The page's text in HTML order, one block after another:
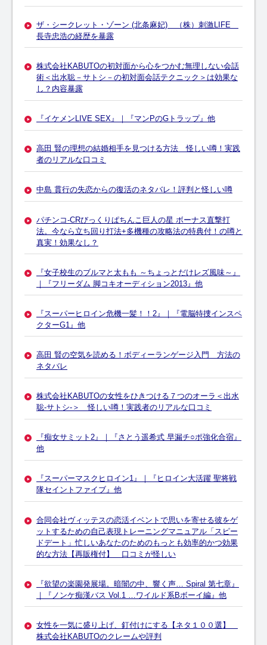
ザ・シークレット・ゾーン (北条麻妃) （株）刺激LIFE
長寺忠浩の経歴を暴露
株式会社KABUTOの初対面から心をつかむ無理しない会話
術＜出水聡－サトシ－の初対面会話テクニック＞は効果な
し？内容暴露
『イケメンLIVE SEX』｜『マンPのGトラップ』他
高田 賢の理想の結婚相手を見つける方法 怪しい噂！実践
者のリアルな口コミ
中島 貫行の失恋からの復活のネタバレ！評判と怪しい噂
パチンコ-CRびっくりぱちんこ巨人の星 ボーナス直撃打
法。今なら立ち回り打法+多機種の攻略法の特典付！の噂と
真実！効果なし？
『女子校生のブルマと太もも ～ちょっとだけレズ風味～』
｜『フリーダム 脚コキオーディション2013』他
『スーパーヒロイン危機一髪！！2』｜『電脳特捜インスペ
クターG1』他
高田 賢の空気を読める！ボディーランゲージ入門 方法の
ネタバレ
株式会社KABUTOの女性をひきつける７つのオーラ＜出水
聡-サトシ-＞ 怪しい噂！実践者のリアルな口コミ
『痴女サミット2』｜『さとう遥希式 早漏チ○ポ強化合宿』
他
『スーパーマスクヒロイン1』｜『ヒロイン大活躍 聖将戦
隊セイントファイブ』他
合同会社ヴィッテスの恋活イベントで思いを寄せる彼をゲ
ットするための自己表現トレーニングマニュアル「スピー
ドデート」忙しいあなたのためのもっとも効率的かつ効果
的な方法【再販権付】 口コミが怪しい
『欲望の楽園発展場。暗闇の中、響く声… Spiral 第七章』
｜『ノンケ痴漢バス Vol.1 …ワイルド系Bボーイ編』他
女性を一気に盛り上げ、釘付けにする【ネタ１００選】
株式会社KABUTOのクレームや評判